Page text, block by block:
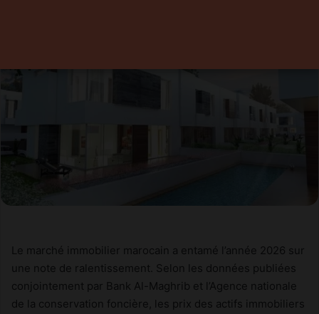
Le marché immobilier marocain a entamé l’année 2026 sur
une note de ralentissement. Selon les données publiées
conjointement par Bank Al-Maghrib et l’Agence nationale
de la conservation foncière, les prix des actifs immobiliers